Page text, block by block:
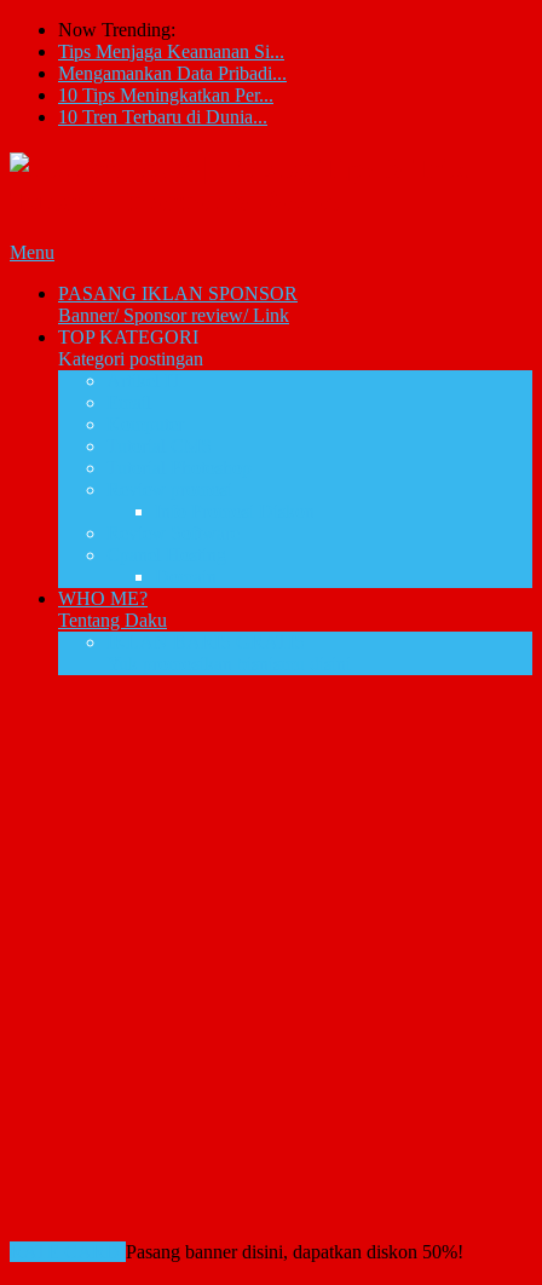
Now Trending:
Tips Menjaga Keamanan Si...
Mengamankan Data Pribadi...
10 Tips Meningkatkan Per...
10 Tren Terbaru di Dunia...
Menu
PASANG IKLAN SPONSOR
Banner/ Sponsor review/ Link
TOP KATEGORI
Kategori postingan
WHO ME?
Tentang Daku
Pasang banner disini, dapatkan diskon 50%!